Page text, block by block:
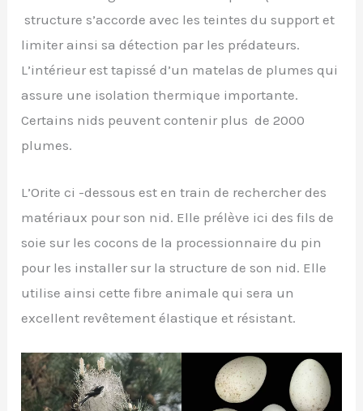
structure s’accorde avec les teintes du support et
limiter ainsi sa détection par les prédateurs.
L’intérieur est tapissé d’un matelas de plumes qui
assure une isolation thermique importante.
Certains nids peuvent contenir plus de 2000
plumes.
L’Orite ci -dessous est en train de rechercher des
matériaux pour son nid. Elle prélève ici des fils de
soie sur les cocons de la processionnaire du pin
pour les installer sur la structure de son nid. Elle
utilise ainsi cette fibre animale qui sera un
excellent revêtement élastique et résistant.